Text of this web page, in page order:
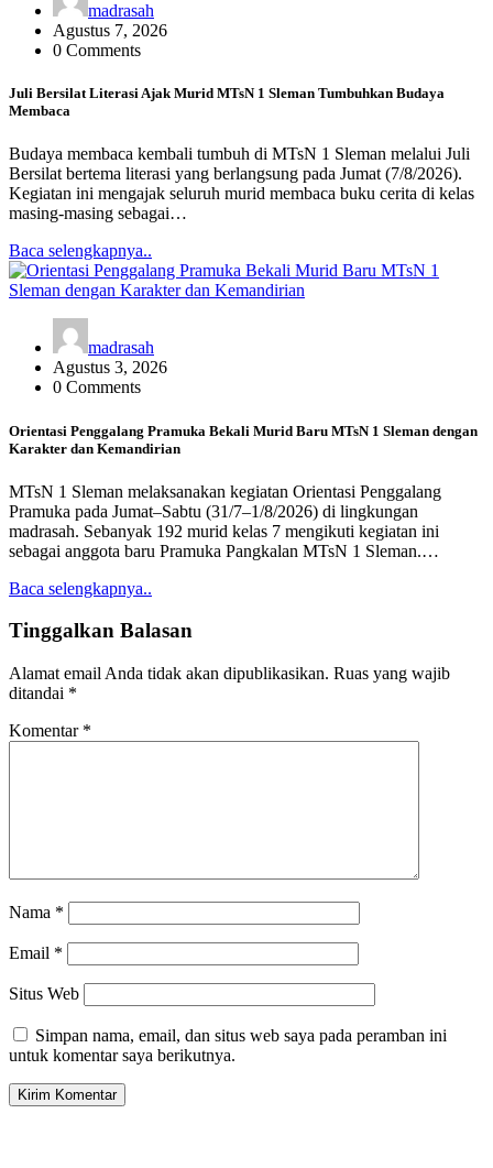
madrasah
Agustus 7, 2026
0 Comments
Juli Bersilat Literasi Ajak Murid MTsN 1 Sleman Tumbuhkan Budaya
Membaca
Budaya membaca kembali tumbuh di MTsN 1 Sleman melalui Juli
Bersilat bertema literasi yang berlangsung pada Jumat (7/8/2026).
Kegiatan ini mengajak seluruh murid membaca buku cerita di kelas
masing-masing sebagai…
Baca selengkapnya..
madrasah
Agustus 3, 2026
0 Comments
Orientasi Penggalang Pramuka Bekali Murid Baru MTsN 1 Sleman dengan
Karakter dan Kemandirian
MTsN 1 Sleman melaksanakan kegiatan Orientasi Penggalang
Pramuka pada Jumat–Sabtu (31/7–1/8/2026) di lingkungan
madrasah. Sebanyak 192 murid kelas 7 mengikuti kegiatan ini
sebagai anggota baru Pramuka Pangkalan MTsN 1 Sleman.…
Baca selengkapnya..
Tinggalkan Balasan
Alamat email Anda tidak akan dipublikasikan. Ruas yang wajib
ditandai *
Komentar *
Nama *
Email *
Situs Web
Simpan nama, email, dan situs web saya pada peramban ini
untuk komentar saya berikutnya.